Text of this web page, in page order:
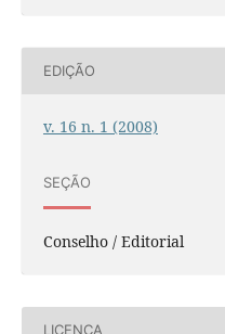
EDIÇÃO
v. 16 n. 1 (2008)
SEÇÃO
Conselho / Editorial
LICENÇA